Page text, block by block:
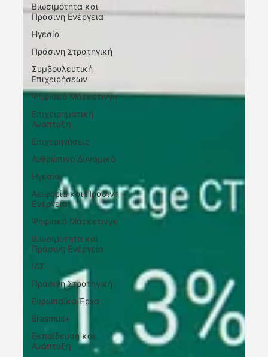
Βιωσιμότητα και
Πράσινη Ενέργεια
Ηγεσία
Πράσινη Στρατηγική
Συμβουλευτική
Επιχειρήσεων
Ψηφιακό Μάρκετινγκ
Επιχειρηματική
Ανάπτυξη
Επιχορηγήσεις
Ανθρώπινο Δυναμικό
Ηγεσία
Αειφορία και Πράσινη
Ενέργεια
Ψηφιακό Μάρκετινγκ
Βιωσιμότητα και
Πράσινη Ενέργεια
ΙΔΣ
Πράσινη Στρατηγική
Ευρωπαϊκά Έργα
Erasmus+
Εκπαίδευση και
Ανάπτυξη